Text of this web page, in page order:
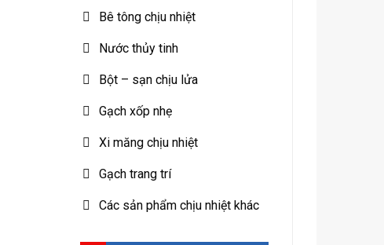
Bê tông chịu nhiệt
Nước thủy tinh
Bột – sạn chịu lửa
Gạch xốp nhẹ
Xi măng chịu nhiệt
Gạch trang trí
Các sản phẩm chịu nhiệt khác